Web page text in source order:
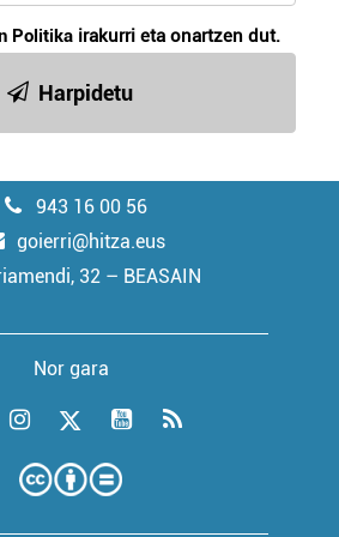
Politika irakurri eta onartzen dut.
Harpidetu
943 16 00 56
goierri@hitza.eus
32 – BEASAIN
Nor gara